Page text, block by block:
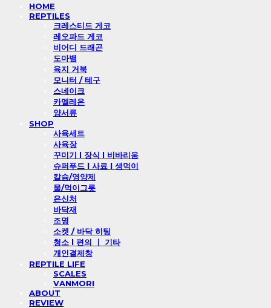
HOME
REPTILES
크레스티드 게코
레오파드 게코
비어디 드래곤
도마뱀
육지 거북
모니터 / 테구
스네이크
카멜레온
양서류
SHOP
사육세트
사육장
꾸미기 l 장식 l 비바리움
슈퍼푸드 l 사료 l 생먹이
칼슘/영양제
물/먹이그릇
은신처
바닥재
조명
소켓 / 바닥 히팅
청소 l 편의 ㅣ 기타
개인결제창
REPTILE LIFE
SCALES
VANMORI
ABOUT
REVIEW